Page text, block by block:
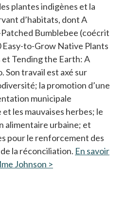
plantes indigènes et la
d’habitats, dont A
Bumblebee (coécrit
Easy-to-Grow Native Plants
Tending the Earth: A
Son travail est axé sur
la promotion d’une
municipale
les mauvaises herbes; le
alimentaire urbaine; et
pour le renforcement des
la réconciliation. En savoir
Johnson >